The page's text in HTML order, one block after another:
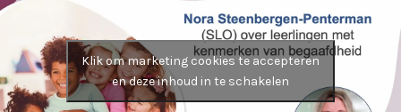
Klik om marketing cookies te accepteren
en deze inhoud in te schakelen